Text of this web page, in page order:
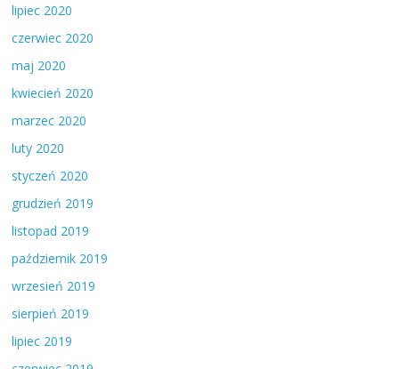
lipiec 2020
czerwiec 2020
maj 2020
kwiecień 2020
marzec 2020
luty 2020
styczeń 2020
grudzień 2019
listopad 2019
październik 2019
wrzesień 2019
sierpień 2019
lipiec 2019